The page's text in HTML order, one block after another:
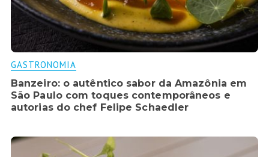
GASTRONOMIA
Banzeiro: o autêntico sabor da Amazônia em
São Paulo com toques contemporâneos e
autorias do chef Felipe Schaedler